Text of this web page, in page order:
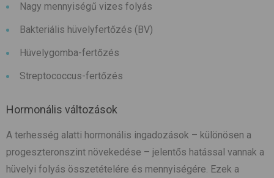
Nagy mennyiségű vizes folyás
Bakteriális hüvelyfertőzés (BV)
Hüvelygomba-fertőzés
Streptococcus-fertőzés
Hormonális változások
A terhesség alatti hormonális ingadozások – különösen a
progeszteronszint növekedése – jelentős hatással vannak a
hüvelyi folyás összetételére és mennyiségére. Ezek a